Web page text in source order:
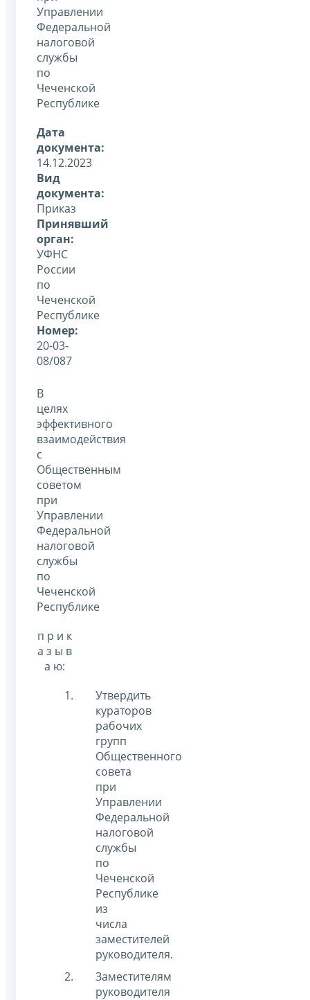
Управлении
Федеральной
налоговой
службы
по
Чеченской
Республике
Дата
документа:
14.12.2023
Вид
документа:
Приказ
Принявший
орган:
УФНС
России
по
Чеченской
Республике
Номер:
20-03-
08/087
В
целях
эффективного
взаимодействия
с
Общественным
советом
при
Управлении
Федеральной
налоговой
службы
по
Чеченской
Республике
п р и к
а з ы в
а ю:
Утвердить
кураторов
рабочих
групп
Общественного
совета
при
Управлении
Федеральной
налоговой
службы
по
Чеченской
Республике
из
числа
заместителей
руководителя.
Заместителям
руководителя